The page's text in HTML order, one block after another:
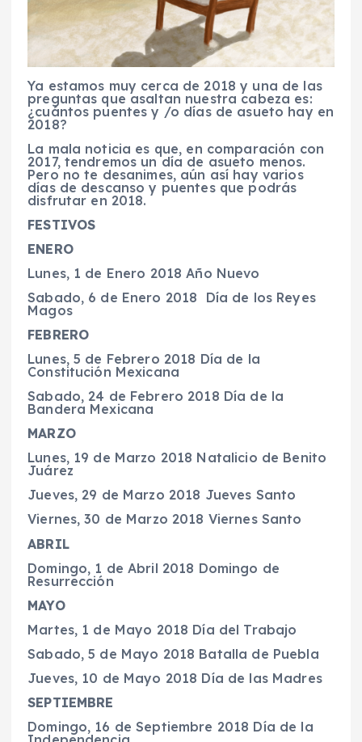
Ya estamos muy cerca de 2018 y una de las
preguntas que asaltan nuestra cabeza es:
¿cuántos puentes y /o días de asueto hay en
2018?
La mala noticia es que, en comparación con
2017, tendremos un día de asueto menos.
Pero no te desanimes, aún así hay varios
días de descanso y puentes que podrás
disfrutar en 2018.
FESTIVOS
ENERO
Lunes, 1 de Enero 2018 Año Nuevo
Sabado, 6 de Enero 2018 Día de los Reyes
Magos
FEBRERO
Lunes, 5 de Febrero 2018 Día de la
Constitución Mexicana
Sabado, 24 de Febrero 2018 Día de la
Bandera Mexicana
MARZO
Lunes, 19 de Marzo 2018 Natalicio de Benito
Juárez
Jueves, 29 de Marzo 2018 Jueves Santo
Viernes, 30 de Marzo 2018 Viernes Santo
ABRIL
Domingo, 1 de Abril 2018 Domingo de
Resurrección
MAYO
Martes, 1 de Mayo 2018 Día del Trabajo
Sabado, 5 de Mayo 2018 Batalla de Puebla
Jueves, 10 de Mayo 2018 Día de las Madres
SEPTIEMBRE
Domingo, 16 de Septiembre 2018 Día de la